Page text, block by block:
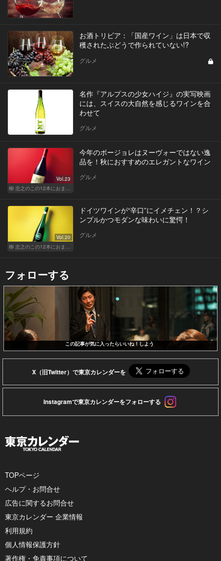
お酒トリビア：「国産ワイン」は日本で収
穫されたぶどうで作られていない!?
グルメ
名作『アルプスの少女ハイジ』の実写映画
には、スイスの大自然を感じるワインを合
わせて
グルメ
Vol.23
柳 忠之のこの12本におまかせ
今年のボージョレはヌーヴォーではない逸
品を！秋におすすめのエレガントなワイン
グルメ
Vol.20
柳 忠之のこの12本におまかせ
ドイツワインが“辛口”にイメチェン！？シ
ンプルかつモダンな味わいに驚愕！
グルメ
フォローする
この記事が気に入ったらいいね！しよう
X（旧Twitter）で東京カレンダーを
Instagramで東京カレンダーをフォローする
TOPページ
ヘルプ・お問合せ
広告に関するお問合せ
東京カレンダー 企業情報
利用規約
個人情報保護方針
著作権・免責事項について